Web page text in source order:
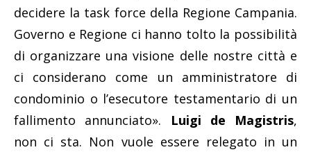
decidere la task force della Regione Campania.
Governo e Regione ci hanno tolto la possibilità
di organizzare una visione delle nostre città e
ci considerano come un amministratore di
condominio o l’esecutore testamentario di un
fallimento annunciato».
Luigi de Magistris,
non ci sta. Non vuole essere relegato in un